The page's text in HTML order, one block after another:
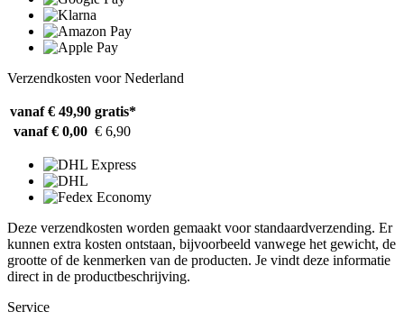
Verzendkosten voor Nederland
vanaf € 49,90 gratis*
vanaf € 0,00 € 6,90
Deze verzendkosten worden gemaakt voor standaardverzending. Er
kunnen extra kosten ontstaan, bijvoorbeeld vanwege het gewicht, de
grootte of de kenmerken van de producten. Je vindt deze informatie
direct in de productbeschrijving.
Service